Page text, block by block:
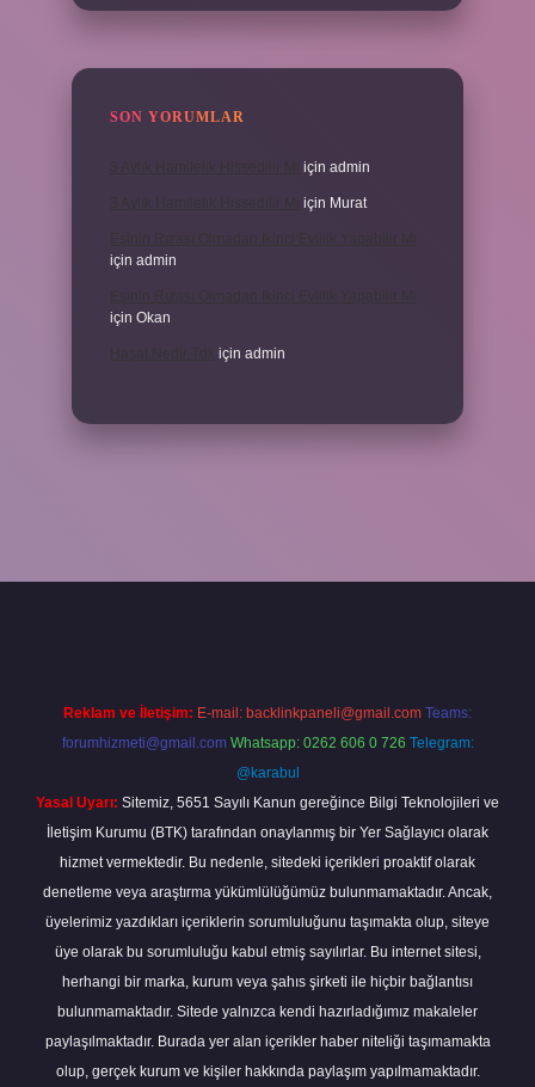
SON YORUMLAR
için admin
için Murat
için admin
için Okan
için admin
Reklam ve İletişim: E-mail: backlinkpaneli@gmail.com Teams:
forumhizmeti@gmail.com Whatsapp: 0262 606 0 726 Telegram:
@karabul
Yasal Uyarı: Sitemiz, 5651 Sayılı Kanun gereğince Bilgi Teknolojileri ve
İletişim Kurumu (BTK) tarafından onaylanmış bir Yer Sağlayıcı olarak
hizmet vermektedir. Bu nedenle, sitedeki içerikleri proaktif olarak
denetleme veya araştırma yükümlülüğümüz bulunmamaktadır. Ancak,
üyelerimiz yazdıkları içeriklerin sorumluluğunu taşımakta olup, siteye
üye olarak bu sorumluluğu kabul etmiş sayılırlar. Bu internet sitesi,
herhangi bir marka, kurum veya şahıs şirketi ile hiçbir bağlantısı
bulunmamaktadır. Sitede yalnızca kendi hazırladığımız makaleler
paylaşılmaktadır. Burada yer alan içerikler haber niteliği taşımamakta
olup, gerçek kurum ve kişiler hakkında paylaşım yapılmamaktadır.